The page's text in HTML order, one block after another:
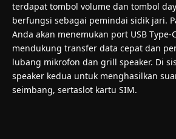
terdapat tombol volume dan tombol
berfungsi sebagai pemindai sidik jari.
Anda akan menemukan port USB Type-
mendukung transfer data cepat dan
lubang mikrofon dan grill speaker. Di
speaker kedua untuk menghasilkan
seimbang, sertaslot kartu SIM.